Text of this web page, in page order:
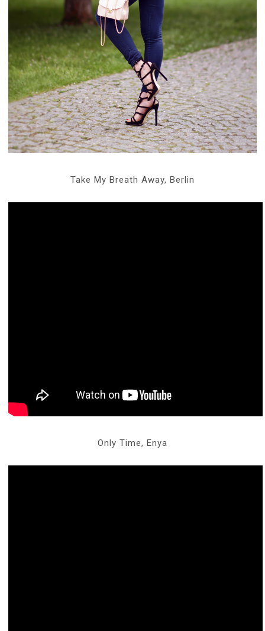
Take My Breath Away, Berlin
Only Time, Enya